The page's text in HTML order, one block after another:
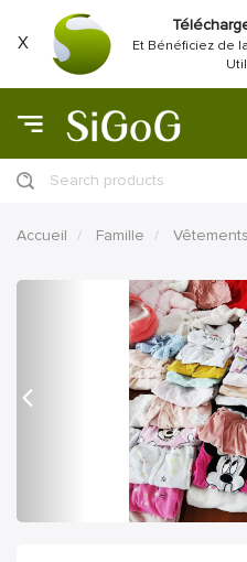
X
Et Bénéficiez de
Search products
Accueil Famille
précédent